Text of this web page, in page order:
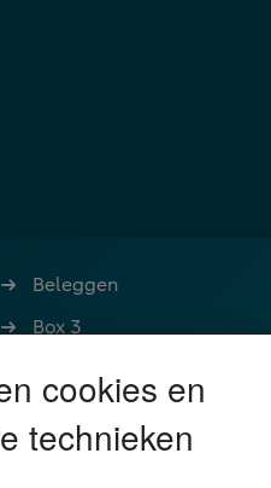
Beleggen
Box 3
Nalatenschap
Schenken
cookies en
technieken